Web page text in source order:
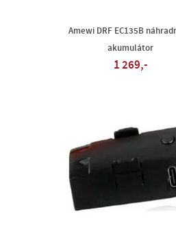
Amewi DRF EC135B
akumulátor
1 269,-